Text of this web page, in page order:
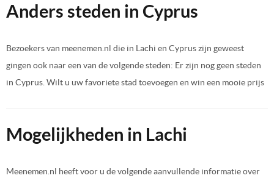
Anders steden in Cyprus
Bezoekers van meenemen.nl die in Lachi en Cyprus zijn geweest
gingen ook naar een van de volgende steden: Er zijn nog geen steden
in Cyprus. Wilt u uw favoriete stad toevoegen en win een mooie prijs
Mogelijkheden in Lachi
Meenemen.nl heeft voor u de volgende aanvullende informatie over